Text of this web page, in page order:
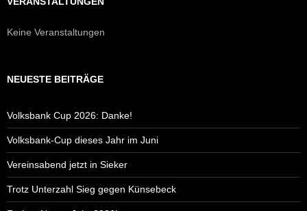
Keine Veranstaltungen
NEUESTE BEITRÄGE
Volksbank Cup 2026: Danke!
Volksbank-Cup dieses Jahr im Juni
Vereinsabend jetzt in Sieker
Trotz Unterzahl Sieg gegen Künsebeck